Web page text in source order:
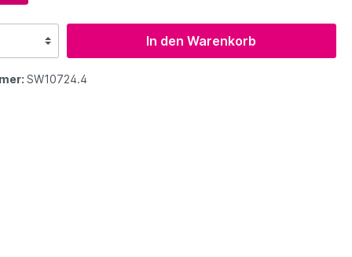
Supair
In den Warenkorb
SW10724.4